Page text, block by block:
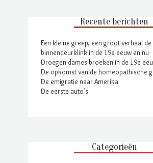
Recente berichten
Een kleine greep, een groot verhaal de
binnendeurklink in de 19e eeuw en nu
Droegen dames broeken in de 19e
De opkomst van de homeopathische
De emigratie naar Amerika
De eerste auto’s
Categorieën